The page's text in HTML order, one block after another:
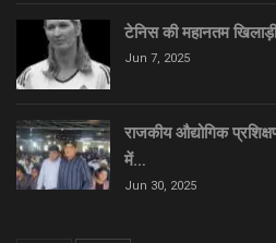
टेनिस की महानतम
Jun 7, 2025
राजकीय औद्योगिक
में…
Jun 30, 2025